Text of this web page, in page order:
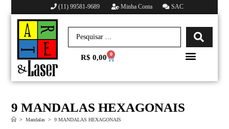
(11) 99581-9689 Minha Conta SAC
R$ 0,00 0
9 MANDALAS HEXAGONAIS
> Mandalas > 9 MANDALAS HEXAGONAIS